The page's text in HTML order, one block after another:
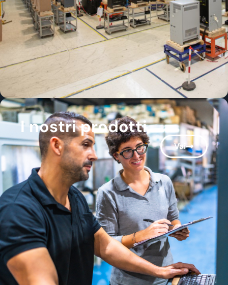
I nostri prodotti
Vai